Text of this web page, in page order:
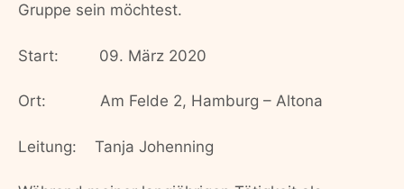
Gruppe sein möchtest.
Start: 09. März 2020
Ort: Am Felde 2, Hamburg – Altona
Leitung: Tanja Johenning